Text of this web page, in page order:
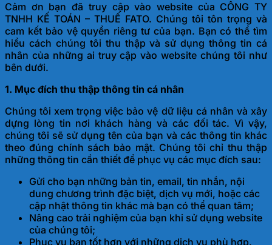
Cảm ơn bạn đã truy cập vào website của CÔNG TY
TNHH KẾ TOÁN – THUẾ FATO. Chúng tôi tôn trọng và
cam kết bảo vệ quyền riêng tư của bạn. Bạn có thể tìm
hiểu cách chúng tôi thu thập và sử dụng thông tin cá
nhân của những ai truy cập vào website chúng tôi như
bên dưới.
1. Mục đích thu thập thông tin cá nhân
Chúng tôi xem trọng việc bảo vệ dữ liệu cá nhân và xây
dựng lòng tin nơi khách hàng và các đối tác. Vì vậy,
chúng tôi sẽ sử dụng tên của bạn và các thông tin khác
theo đúng chính sách bảo mật. Chúng tôi chỉ thu thập
những thông tin cần thiết để phục vụ các mục đích sau:
Gửi cho bạn những bản tin, email, tin nhắn, nội
dung chương trình đặc biệt, dịch vụ mới, hoặc các
cập nhật thông tin khác mà bạn có thể quan tâm;
Nâng cao trải nghiệm của bạn khi sử dụng website
của chúng tôi;
Phục vụ bạn tốt hơn với những dịch vụ phù hợp.